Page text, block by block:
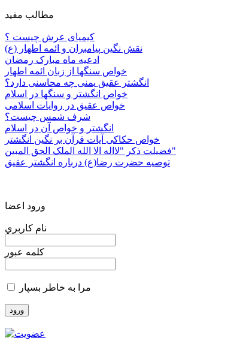
مطالب مفید
کیمیای عرش چیست ؟
نقش نگین پیامبران و ائمه اطهار (ع)
ادعیه ماه مبارک رمضان
خواص سنگها از زبان ائمه اطهار
انگشتر عقیق یمنی چه محاسنی دارد؟
خواص انگشتر و سنگها در اسلام
خواص عقیق در روایات اسلامی
شرف شمس چیست؟
انگشتر و خواص آن در اسلام
خواص حکاکی آیات قرآن بر نگین انگشتر
فضیلت ذکر "لااله الا الله الملک الحق المبین"
توصیه حضرت رضا(ع) درباره انگشتر عقیق
ورود اعضا
نام کاربري
کلمه عبور
مرا به خاطر بسپار